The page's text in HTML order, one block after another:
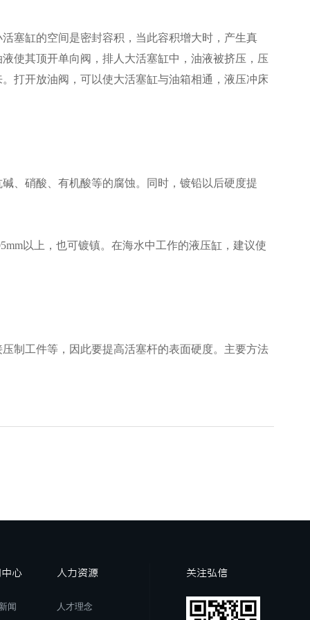
缸的空间是密封容积，当此容积增大时，产生真
使其顶开单向阀，排人大活塞缸中，油液被挤压，压
打开放油阀，可以使大活塞缸与油箱相通，液压冲床
硝酸、有机酸等的腐蚀。同时，镀铅以后硬度提
以上，也可镀镇。在海水中工作的液压缸，建议使
工件等，因此要提高活塞杆的表面硬度。主要方法
心
闻
人力资源
人才理念
关注弘信